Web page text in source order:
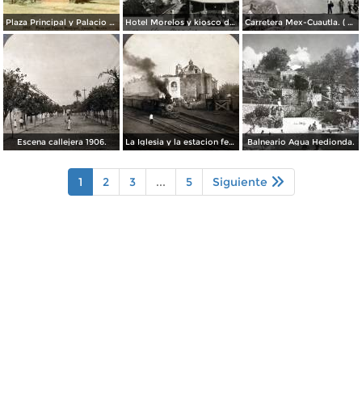
Plaza Principal y Palacio Municipal Hotel Morelos y kiosco de la plaza Carretera Mex-Cuautla. ( Circulada el 14 de Octubre de 1938 ).
Escena callejera 1906. La Iglesia y la estacion ferroviaria 1906 Balneario Agua Hedionda.
1 2 3 ... 5 Siguiente